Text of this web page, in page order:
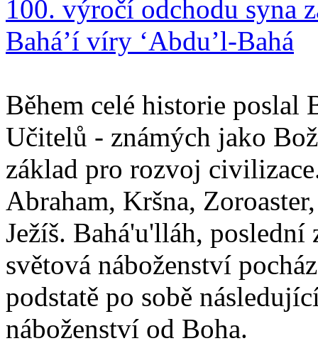
100. výročí odchodu syna
Bahá’í víry ‘Abdu’l-Bahá
Během celé historie poslal
Učitelů - známých jako
základ pro rozvoj
Abraham, Kršna,
Ježíš. Bahá'u'lláh,
světová náboženství
podstatě po sobě
náboženství od Boha.